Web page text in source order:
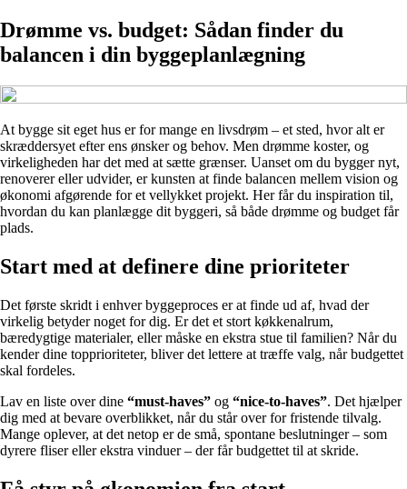
Drømme vs. budget: Sådan finder du
balancen i din byggeplanlægning
At bygge sit eget hus er for mange en livsdrøm – et sted, hvor alt er
skræddersyet efter ens ønsker og behov. Men drømme koster, og
virkeligheden har det med at sætte grænser. Uanset om du bygger nyt,
renoverer eller udvider, er kunsten at finde balancen mellem vision og
økonomi afgørende for et vellykket projekt. Her får du inspiration til,
hvordan du kan planlægge dit byggeri, så både drømme og budget får
plads.
Start med at definere dine prioriteter
Det første skridt i enhver byggeproces er at finde ud af, hvad der
virkelig betyder noget for dig. Er det et stort køkkenalrum,
bæredygtige materialer, eller måske en ekstra stue til familien? Når du
kender dine topprioriteter, bliver det lettere at træffe valg, når budgettet
skal fordeles.
Lav en liste over dine “must-haves” og “nice-to-haves”. Det hjælper
dig med at bevare overblikket, når du står over for fristende tilvalg.
Mange oplever, at det netop er de små, spontane beslutninger – som
dyrere fliser eller ekstra vinduer – der får budgettet til at skride.